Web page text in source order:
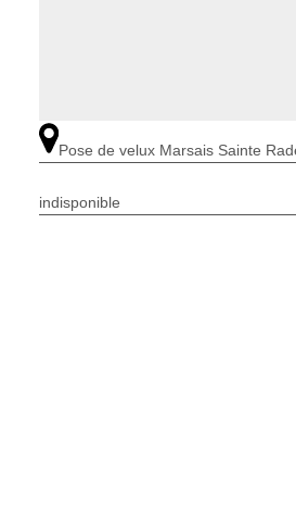
Pose de velux Marsais Sainte
indisponible